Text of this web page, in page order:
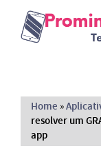
Home »
resolver um
app